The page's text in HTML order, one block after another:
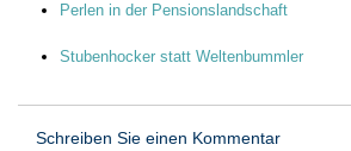
Perlen in der Pensionslandschaft
Stubenhocker statt Weltenbummler
Schreiben Sie einen Kommentar